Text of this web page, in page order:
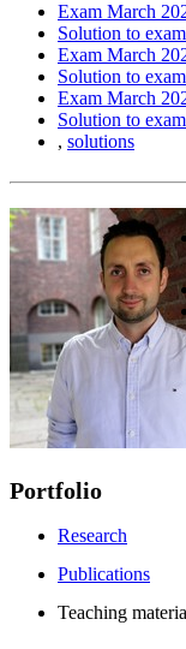
Exam March
Solution to
Exam March
Solution to
Exam March
Solution to
, solutions
Portfolio
Research
Publications
Teaching